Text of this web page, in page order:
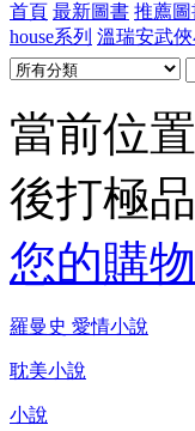
首頁 最新圖書 推薦圖
house系列 溫瑞安武俠
當前位
後打極
您的購
羅曼史 愛情小說
耽美小說
小說